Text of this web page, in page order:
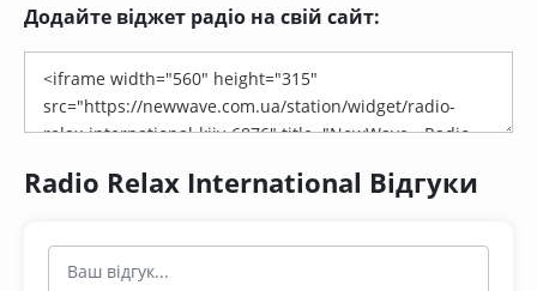
Додайте віджет радіо на свій сайт:
Radio Relax International Відгуки